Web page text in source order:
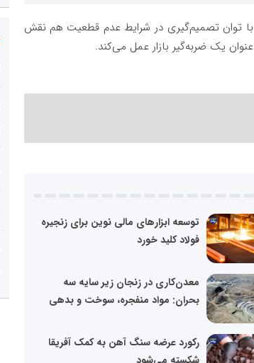
با توان تصمیم‌گیری در شرایط عدم قطعیت هم نقش
یک ضربه‌گیر بازار عمل می‌کند.
توسعه ابزارهای مالی نوین برای زنجیره
فولاد کلید خورد
معدن‌کاری در زنجان زیر سایه سه
بحران: مواد منفجره، سوخت و بدهی
رکورد عرضه سنگ آهن به کمک آفریقا